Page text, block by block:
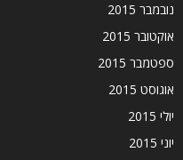
נובמבר 2015
אוקטובר 2015
ספטמבר 2015
אוגוסט 2015
יולי 2015
יוני 2015